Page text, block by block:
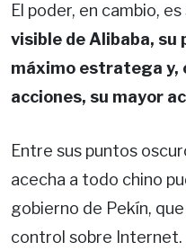
El poder, en cambio,
visible de Alibaba, su
máximo estratega y,
acciones, su mayor
Entre sus puntos
acecha a todo chino
gobierno de Pekín,
control sobre Internet.